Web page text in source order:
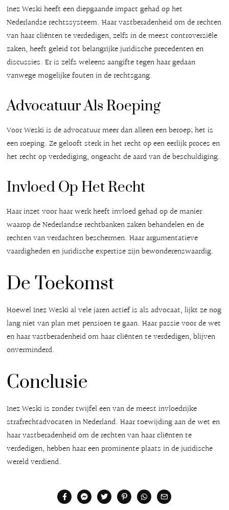
Inez Weski heeft een diepgaande impact gehad op het
Nederlandse rechtssysteem. Haar vastberadenheid om de rechten
van haar cliënten te verdedigen, zelfs in de meest controversiële
zaken, heeft geleid tot belangrijke juridische precedenten en
discussies. Er is zelfs weleens aangifte tegen haar gedaan
vanwege mogelijke fouten in de rechtsgang.
Advocatuur Als Roeping
Voor Weski is de advocatuur meer dan alleen een beroep; het is
een roeping. Ze gelooft sterk in het recht op een eerlijk proces en
het recht op verdediging, ongeacht de aard van de beschuldiging.
Invloed Op Het Recht
Haar inzet voor haar werk heeft invloed gehad op de manier
waarop de Nederlandse rechtbanken zaken behandelen en de
rechten van verdachten beschermen. Haar argumentatieve
vaardigheden en juridische expertise zijn bewonderenswaardig.
De Toekomst
Hoewel Inez Weski al vele jaren actief is als advocaat, lijkt ze nog
lang niet van plan met pensioen te gaan. Haar passie voor de wet
en haar vastberadenheid om haar cliënten te verdedigen, blijven
onverminderd.
Conclusie
Inez Weski is zonder twijfel een van de meest invloedrijke
strafrechtadvocaten in Nederland. Haar toewijding aan de wet en
haar vastberadenheid om de rechten van haar cliënten te
verdedigen, hebben haar een prominente plaats in de juridische
wereld verdiend.